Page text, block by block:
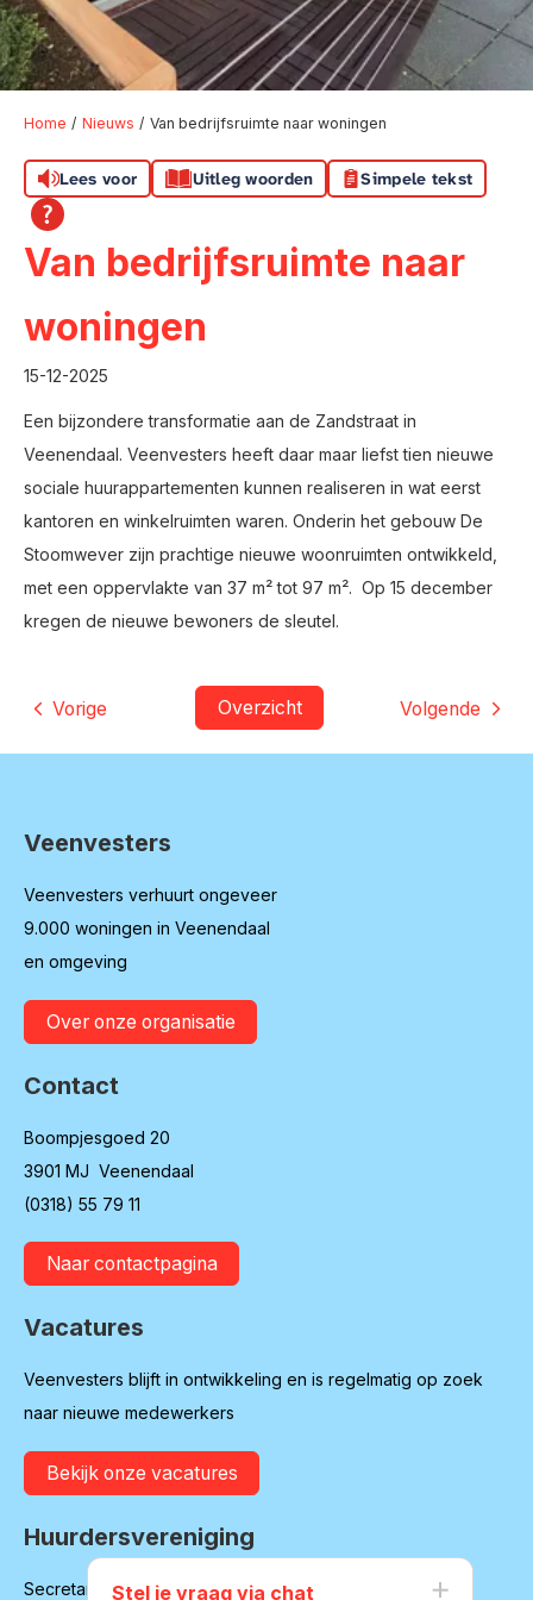
Home Nieuws Van bedrijfsruimte naar woningen
Lees voor Uitleg woorden Simpele tekst
Van bedrijfsruimte naar
woningen
15-12-2025
Een bijzondere transformatie aan de Zandstraat in
Veenendaal. Veenvesters heeft daar maar liefst tien nieuwe
sociale huurappartementen kunnen realiseren in wat eerst
kantoren en winkelruimten waren. Onderin het gebouw De
Stoomwever zijn prachtige nieuwe woonruimten ontwikkeld,
met een oppervlakte van 37 m² tot 97 m². Op 15 december
kregen de nieuwe bewoners de sleutel.
Volgende
Overzicht
Vorige
Contactinformatie
Veenvesters
Veenvesters verhuurt ongeveer
9.000 woningen in Veenendaal
en omgeving
Over onze organisatie
Contact
Boompjesgoed 20
3901 MJ Veenendaal
(0318) 55 79 11
Naar contactpagina
Vacatures
Veenvesters blijft in ontwikkeling en is regelmatig op zoek
naar nieuwe medewerkers
Bekijk onze vacatures
Huurdersvereniging
Secretariaat:Stel je vraag via chat